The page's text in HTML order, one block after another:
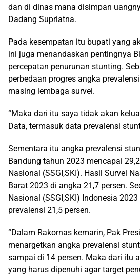
dan di dinas mana disimpan
Dadang Supriatna.
Pada kesempatan itu bupati yang
ini juga menandaskan pentingnya
percepatan penurunan stunting.
perbedaan progres angka
masing lembaga survei.
“Maka dari itu saya tidak akan
Data, termasuk data prevalensi
Sementara itu angka prevalensi
Bandung tahun 2023 mencapai
Nasional (SSGI,SKI). Hasil Survei
Barat 2023 di angka 21,7 persen.
Nasional (SSGI,SKI) Indonesia
prevalensi 21,5 persen.
“Dalam Rakornas kemarin, Pak
menargetkan angka prevalensi
sampai di 14 persen. Maka dari itu
yang harus dipenuhi agar target